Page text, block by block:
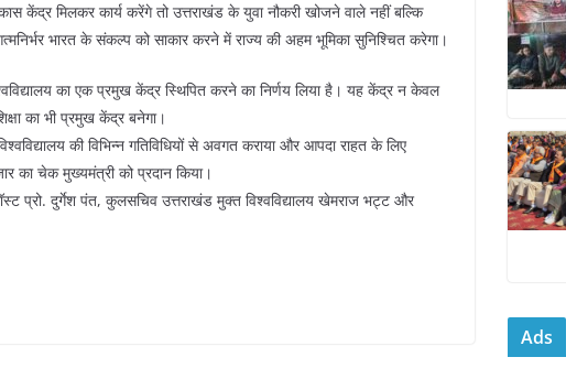
केंद्र मिलकर कार्य करेंगे तो उत्तराखंड के युवा नौकरी खोजने वाले नहीं बल्कि
भारत के संकल्प को साकार करने में राज्य की अहम भूमिका सुनिश्चित करेगा।
का एक प्रमुख केंद्र स्थिपित करने का निर्णय लिया है। यह केंद्र न केवल
का भी प्रमुख केंद्र बनेगा।
की विभिन्न गतिविधियों से अवगत कराया और आपदा राहत के लिए
का चेक मुख्यमंत्री को प्रदान किया।
प्रो. दुर्गेश पंत, कुलसचिव उत्तराखंड मुक्त विश्वविद्यालय खेमराज भट्ट और
Ads